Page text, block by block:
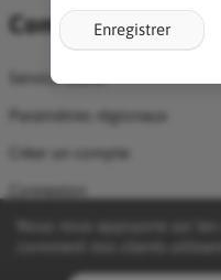
Compte
Service client
Paramètres régionaux
Créer un compte
Connexion
Enregistrer